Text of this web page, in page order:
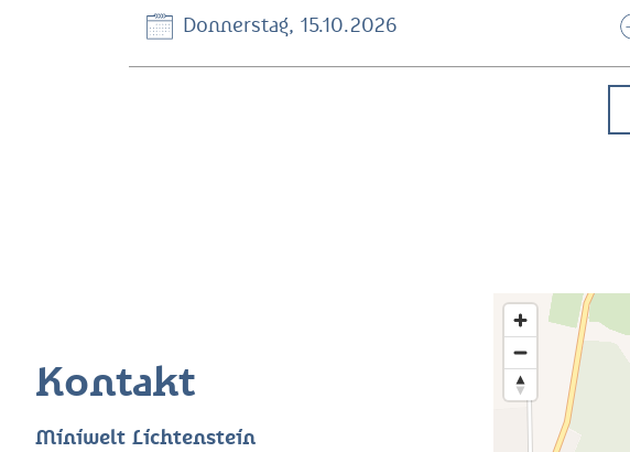
Donnerstag, 15.10.2026
Kontakt
Miniwelt Lichtenstein